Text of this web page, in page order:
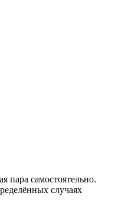
пара самостоятельно.
случаях